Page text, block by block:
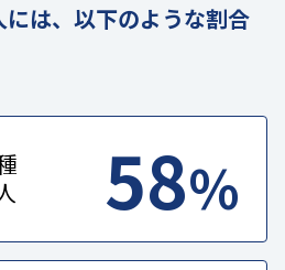
は、以下のような割合
58%